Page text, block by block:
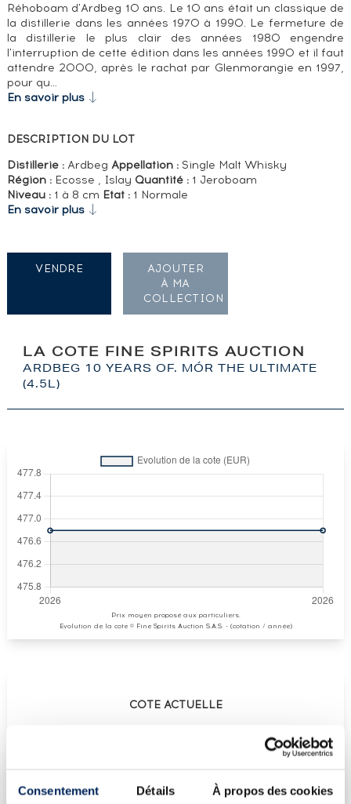
Consentement Détails À propos des cookies
Réhoboam d'Ardbeg 10 ans. Le 10 ans était un classique de
la distillerie dans les années 1970 à 1990. Le fermeture de
la distillerie le plus clair des années 1980 engendre
l'interruption de cette édition dans les années 1990 et il faut
attendre 2000, après le rachat par Glenmorangie en 1997,
pour qu…
En savoir plus
DESCRIPTION DU LOT
Distillerie :Ardbeg Appellation :Single Malt Whisky
Région : Ecosse , Islay Quantité :1 Jeroboam
Niveau :1 à 8 cm Etat :1 Normale
En savoir plus
LA COTE FINE SPIRITS AUCTION
ARDBEG 10 YEARS OF. MÓR THE ULTIMATE
(4.5L)
Prix moyen proposé aux particuliers.
Evolution de la cote © Fine Spirits Auction S.A.S. - (cotation / année)
COTE ACTUELLE
477 (plus haut annuel)
VENDRE
AJOUTER
À MA
COLLECTION